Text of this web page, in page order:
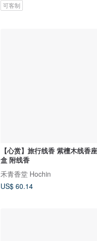
可客制
【心赏】旅行线香 紫檀木线香
盒 附线香
禾青香堂 Hochin
US$ 60.14